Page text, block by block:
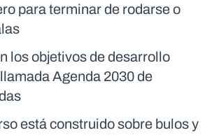
para terminar de rodarse o
los objetivos de desarrollo
Agenda 2030 de
está construido sobre bulos y